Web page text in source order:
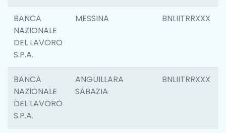
BANCA
NAZIONALE
DEL LAVORO
S.P.A.
MESSINA BNLIITRRXXX
BANCA
NAZIONALE
DEL LAVORO
S.P.A.
ANGUILLARA
SABAZIA
BNLIITRRXXX